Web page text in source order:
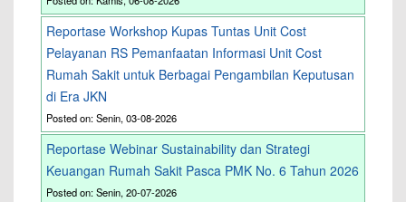
Reportase Workshop Kupas Tuntas Unit Cost
Pelayanan RS Pemanfaatan Informasi Unit Cost
Rumah Sakit untuk Berbagai Pengambilan Keputusan
di Era JKN
Posted on: Senin, 03-08-2026
Reportase Webinar Sustainability dan Strategi
Keuangan Rumah Sakit Pasca PMK No. 6 Tahun 2026
Posted on: Senin, 20-07-2026